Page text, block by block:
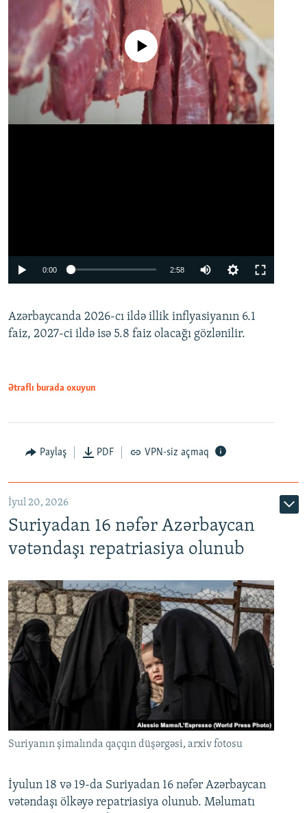
Auto
No media source currently available
0:00 2:58
360p
480p
Azərbaycanda 2026-cı ildə illik inflyasiyanın 6.1
faiz, 2027-ci ildə isə 5.8 faiz olacağı gözlənilir.
Ətraflı burada oxuyun
Paylaş PDF VPN-siz açmaq
İyul 20, 2026
Suriyadan 16 nəfər Azərbaycan
vətəndaşı repatriasiya olunub
Suriyanın şimalında qaçqın düşərgəsi, arxiv fotosu
İyulun 18 və 19-da Suriyadan 16 nəfər Azərbaycan
vətəndaşı ölkəyə repatriasiya olunub. Məlumatı